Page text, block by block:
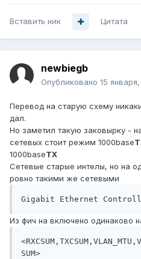
Вставить ник Цитата
newbiegb
Опубликовано 15
Перевод на старую схему
дал.
Но заметил такую заковырку -
сетевых стоит режим 1000baseT
1000baseTX
Сетевые старые интелы, но на
ровно такими же сетевыми
Gigabit Ethernet
Из фич на включено одинаково
SUM>